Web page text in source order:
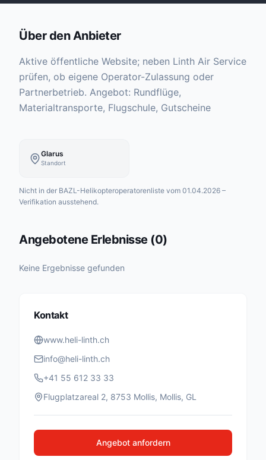
Über den Anbieter
Aktive öffentliche Website; neben Linth Air Service
prüfen, ob eigene Operator-Zulassung oder
Partnerbetrieb. Angebot: Rundflüge,
Materialtransporte, Flugschule, Gutscheine
Glarus
Standort
Nicht in der BAZL-Helikopteroperatorenliste vom 01.04.2026 –
Verifikation ausstehend.
Angebotene Erlebnisse(0)
Keine Ergebnisse gefunden
Kontakt
www.heli-linth.ch
info@heli-linth.ch
+41 55 612 33 33
Flugplatzareal 2, 8753 Mollis, Mollis, GL
Angebot anfordern